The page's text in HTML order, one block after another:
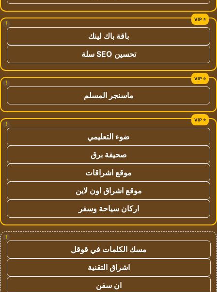
!
باقة باك لينك
تحسين SEO سلة
!
ماسنجر المسلم
!
ضوء التعليمي
صحيفة برق
موقع اشراقات
موقع اشراق اون لاين
اركان سياحة وسفر
!
مسك الكلمات في قوقل
اشراق التقنية
ان سفن